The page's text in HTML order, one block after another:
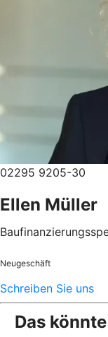
02295 9205-30
Ellen Müller
Neugeschäft
Schreiben Sie uns
Das